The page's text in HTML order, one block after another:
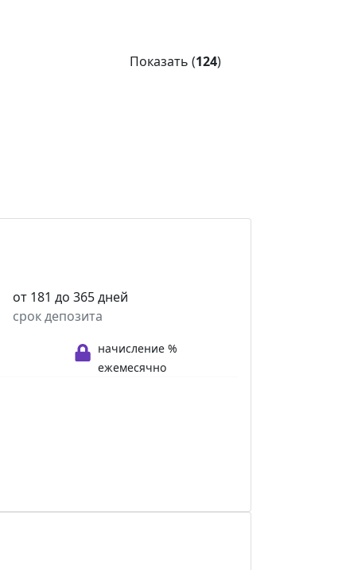
Показать (124)
от 181 до 365 дней
срок депозита
начисление %
ежемесячно